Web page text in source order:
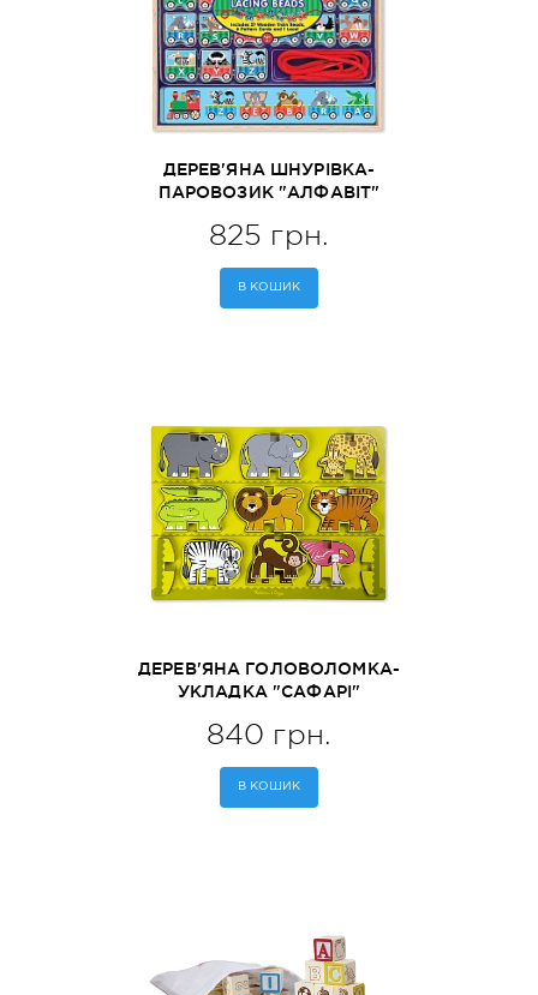
ДЕРЕВ'ЯНА ШНУРІВКА-
ПАРОВОЗИК "АЛФАВІТ"
825 грн.
В КОШИК
ДЕРЕВ'ЯНА ГОЛОВОЛОМКА-
УКЛАДКА "САФАРІ"
840 грн.
В КОШИК